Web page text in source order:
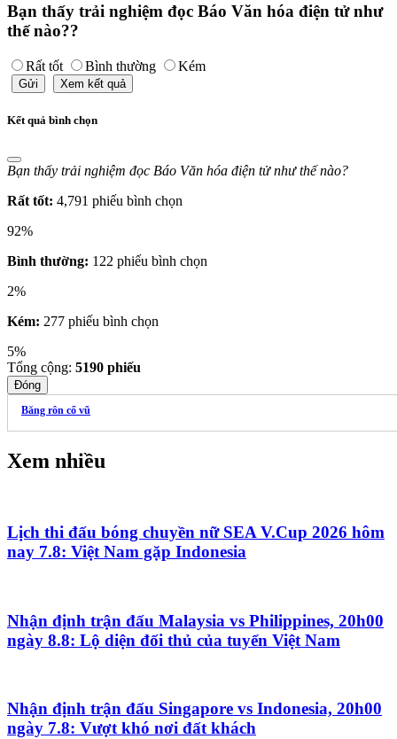
Bạn thấy trải nghiệm đọc Báo Văn hóa điện tử như
thế nào??
Rất tốt Bình thường Kém
Gửi Xem kết quả
Kết quả bình chọn
Bạn thấy trải nghiệm đọc Báo Văn hóa điện tử như thế nào?
Rất tốt: 4,791 phiếu bình chọn
92%
Bình thường: 122 phiếu bình chọn
2%
Kém: 277 phiếu bình chọn
5%
Tổng cộng: 5190 phiếu
Đóng
Băng rôn cổ vũ
Xem nhiều
Lịch thi đấu bóng chuyền nữ SEA V.Cup 2026 hôm
nay 7.8: Việt Nam gặp Indonesia
Nhận định trận đấu Malaysia vs Philippines, 20h00
ngày 8.8: Lộ diện đối thủ của tuyển Việt Nam
Nhận định trận đấu Singapore vs Indonesia, 20h00
ngày 7.8: Vượt khó nơi đất khách